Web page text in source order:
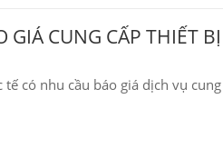
GIÁ CUNG CẤP THIẾT
có nhu cầu báo giá dịch vụ